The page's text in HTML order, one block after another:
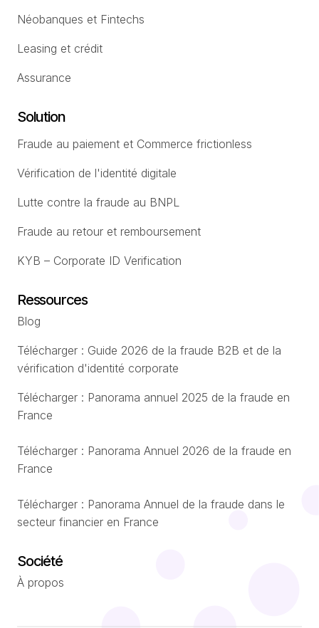
Néobanques et Fintechs
Leasing et crédit
Assurance
Solution
Fraude au paiement et Commerce frictionless
Vérification de l'identité digitale
Lutte contre la fraude au BNPL
Fraude au retour et remboursement
KYB – Corporate ID Verification
Ressources
Blog
Télécharger : Guide 2026 de la fraude B2B et de la
vérification d'identité corporate
Télécharger : Panorama annuel 2025 de la fraude en
France
Télécharger : Panorama Annuel 2026 de la fraude en
France
Télécharger : Panorama Annuel de la fraude dans le
secteur financier en France
Société
À propos